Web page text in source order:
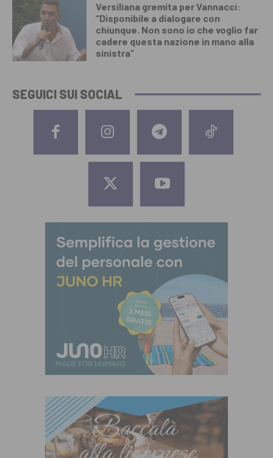
Versiliana gremita per Vannacci:
“Disponibile a dialogare con
chiunque. Non sono io che voglio far
cadere questa nazione in mano alla
sinistra”
SEGUICI SUI SOCIAL